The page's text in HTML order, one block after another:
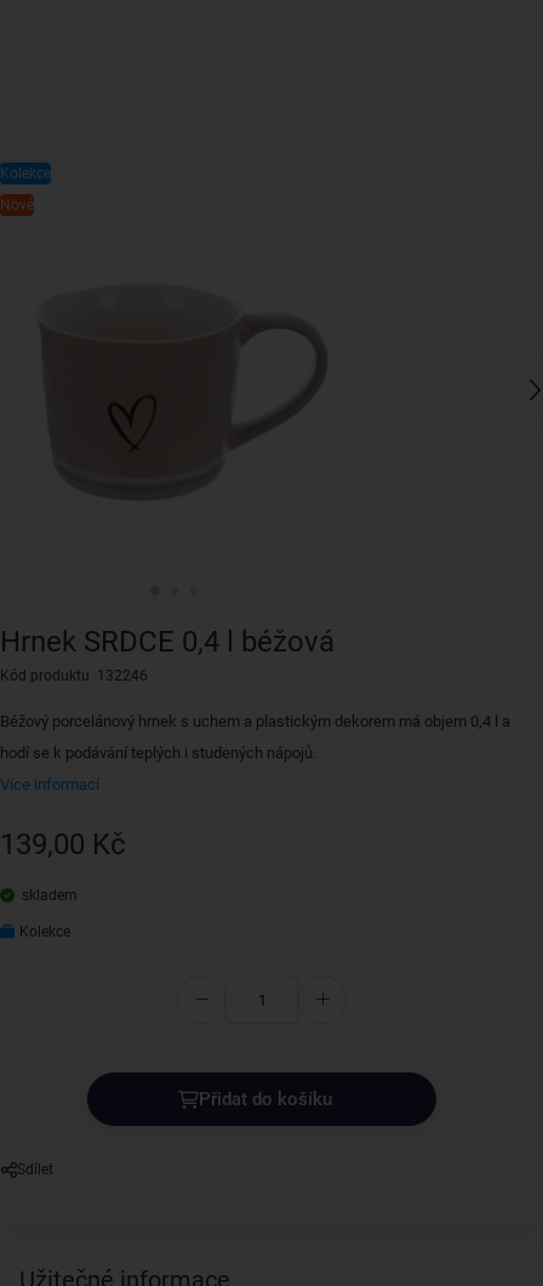
Hrnek SRDCE 0,4 l béžová
Kód produktu 132246
Béžový porcelánový hrnek s uchem a plastickým dekorem má objem 0,4 l a
hodí se k podávání teplých i studených nápojů.
Více informací
139,00 Kč
skladem
Kolekce
Přidat do košíku
Sdílet
Kolekce
Nové
Užitečné informace